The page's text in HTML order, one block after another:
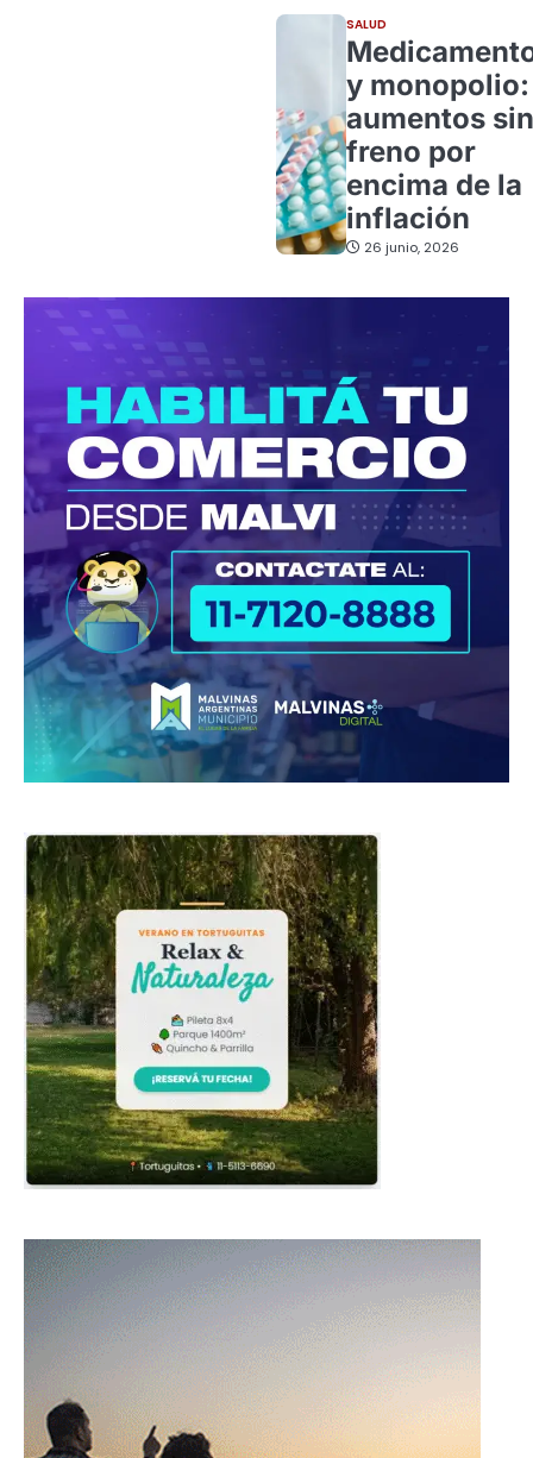
SALUD
y monopolio:
aumentos sin
freno por
encima de la
inflación
26 junio, 2026